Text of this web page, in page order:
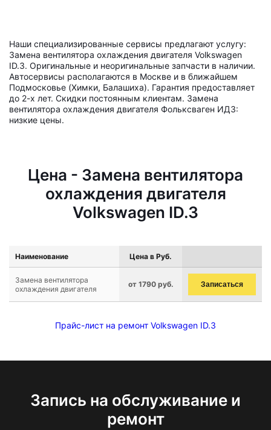
Наши специализированные сервисы предлагают услугу:
Замена вентилятора охлаждения двигателя Volkswagen
ID.3. Оригинальные и неоригинальные запчасти в наличии.
Автосервисы располагаются в Москве и в ближайшем
Подмосковье (Химки, Балашиха). Гарантия предоставляет
до 2-х лет. Скидки постоянным клиентам. Замена
вентилятора охлаждения двигателя Фольксваген ИД3:
низкие цены.
Цена - Замена вентилятора
охлаждения двигателя
Volkswagen ID.3
Наименование Цена в Руб.
Замена вентилятора
охлаждения двигателя
от 1790 руб. Записаться
Прайс-лист на ремонт Volkswagen ID.3
Запись на обслуживание и
ремонт